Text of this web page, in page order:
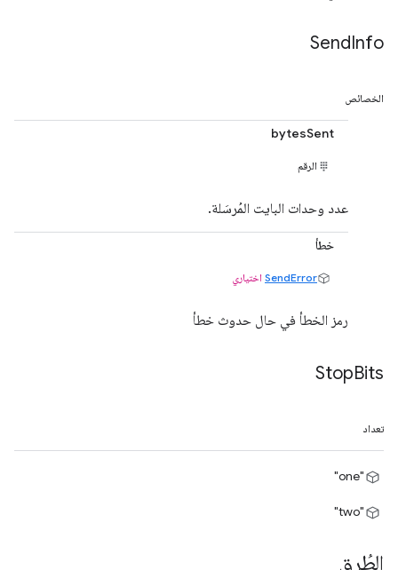
SendInfo
الخصائص
bytesSent
الرقم
عدد وحدات البايت المُرسَلة.
خطأ
SendError اختياري
رمز الخطأ في حال حدوث خطأ
StopBits
تعداد
"one"
"two"
الطُرق